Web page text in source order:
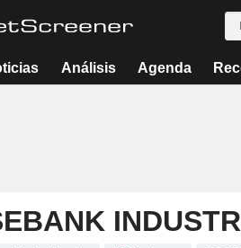
Análisis Agenda